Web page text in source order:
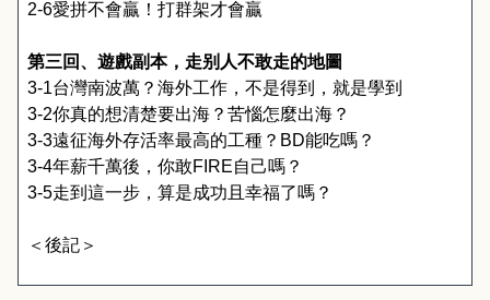
2-6愛拼不會贏！打群架才會贏
第三回、遊戲副本，走别人不敢走的地圖
3-1台灣南波萬？海外工作，不是得到，就是學到
3-2你真的想清楚要出海？苦惱怎麼出海？
3-3遠征海外存活率最高的工種？ BD能吃嗎？
3-4年薪千萬後，你敢FIRE自己嗎？
3-5走到這一步，算是成功且幸福了嗎？
＜後記＞